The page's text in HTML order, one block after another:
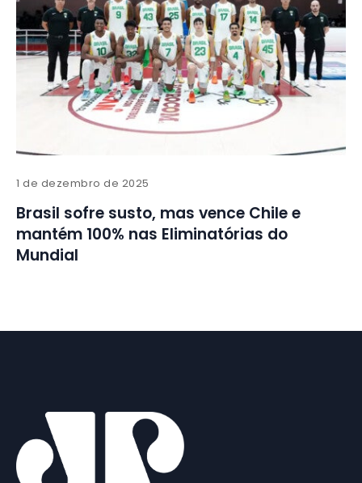
1 de dezembro de 2025
Brasil sofre susto, mas vence Chile e
mantém 100% nas Eliminatórias do
Mundial